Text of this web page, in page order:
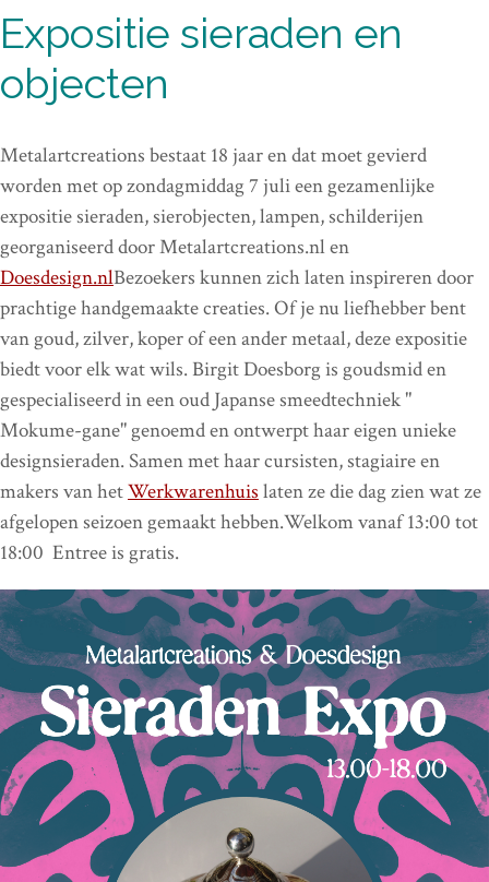
Expositie sieraden en
objecten
Metalartcreations bestaat 18 jaar en dat moet gevierd
worden met op zondagmiddag 7 juli een gezamenlijke
expositie sieraden, sierobjecten, lampen, schilderijen
georganiseerd door Metalartcreations.nl en
Doesdesign.nlBezoekers kunnen zich laten inspireren door
prachtige handgemaakte creaties. Of je nu liefhebber bent
van goud, zilver, koper of een ander metaal, deze expositie
biedt voor elk wat wils. Birgit Doesborg is goudsmid en
gespecialiseerd in een oud Japanse smeedtechniek "
Mokume-gane" genoemd en ontwerpt haar eigen unieke
designsieraden. Samen met haar cursisten, stagiaire en
makers van hetWerkwarenhuis laten ze die dag zien wat ze
afgelopen seizoen gemaakt hebben.Welkom vanaf 13:00 tot
18:00 Entree is gratis.